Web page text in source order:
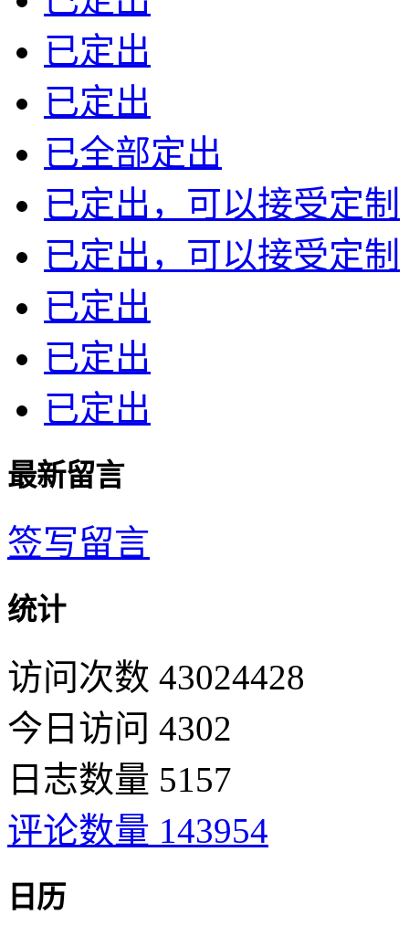
已定出
已定出
已全部定出
已定出，可以接受定制
已定出，可以接受定制
已定出
已定出
已定出
最新留言
签写留言
统计
访问次数 43024428
今日访问 4302
日志数量 5157
评论数量 143954
日历